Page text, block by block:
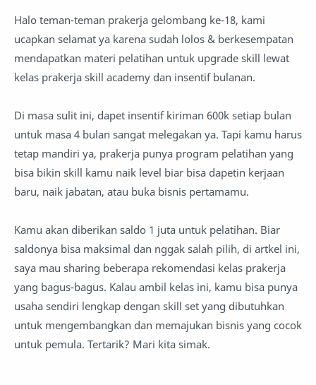
Halo teman-teman prakerja gelombang ke-18, kami
ucapkan selamat ya karena sudah lolos & berkesempatan
mendapatkan materi pelatihan untuk upgrade skill lewat
kelas prakerja skill academy dan insentif bulanan.
Di masa sulit ini, dapet insentif kiriman 600k setiap bulan
untuk masa 4 bulan sangat melegakan ya. Tapi kamu harus
tetap mandiri ya, prakerja punya program pelatihan yang
bisa bikin skill kamu naik level biar bisa dapetin kerjaan
baru, naik jabatan, atau buka bisnis pertamamu.
Kamu akan diberikan saldo 1 juta untuk pelatihan. Biar
saldonya bisa maksimal dan nggak salah pilih, di artkel ini,
saya mau sharing beberapa rekomendasi kelas prakerja
yang bagus-bagus. Kalau ambil kelas ini, kamu bisa punya
usaha sendiri lengkap dengan skill set yang dibutuhkan
untuk mengembangkan dan memajukan bisnis yang cocok
untuk pemula. Tertarik? Mari kita simak.